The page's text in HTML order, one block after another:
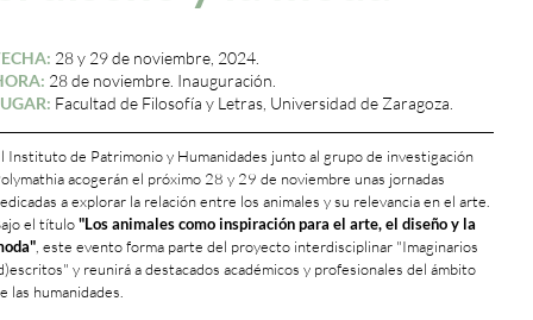
28 y 29 de noviembre, 2024.
28 de noviembre. Inauguración.
Facultad de Filosofía y Letras, Universidad de Zaragoza.
Instituto de Patrimonio y Humanidades junto al grupo de investigación
acogerán el próximo 28 y 29 de noviembre unas jornadas
a explorar la relación entre los animales y su relevancia en el arte.
el título"Los animales como inspiración para el arte, el diseño y la
, este evento forma parte del proyecto interdisciplinar "Imaginarios
y reunirá a destacados académicos y profesionales del ámbito
las humanidades.